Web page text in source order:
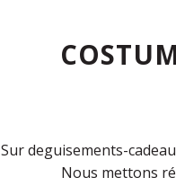
Sur deguisements-
Nous mettons